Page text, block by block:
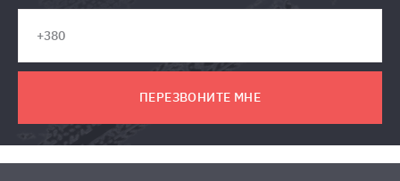
ПЕРЕЗВОНИТЕ МНЕ